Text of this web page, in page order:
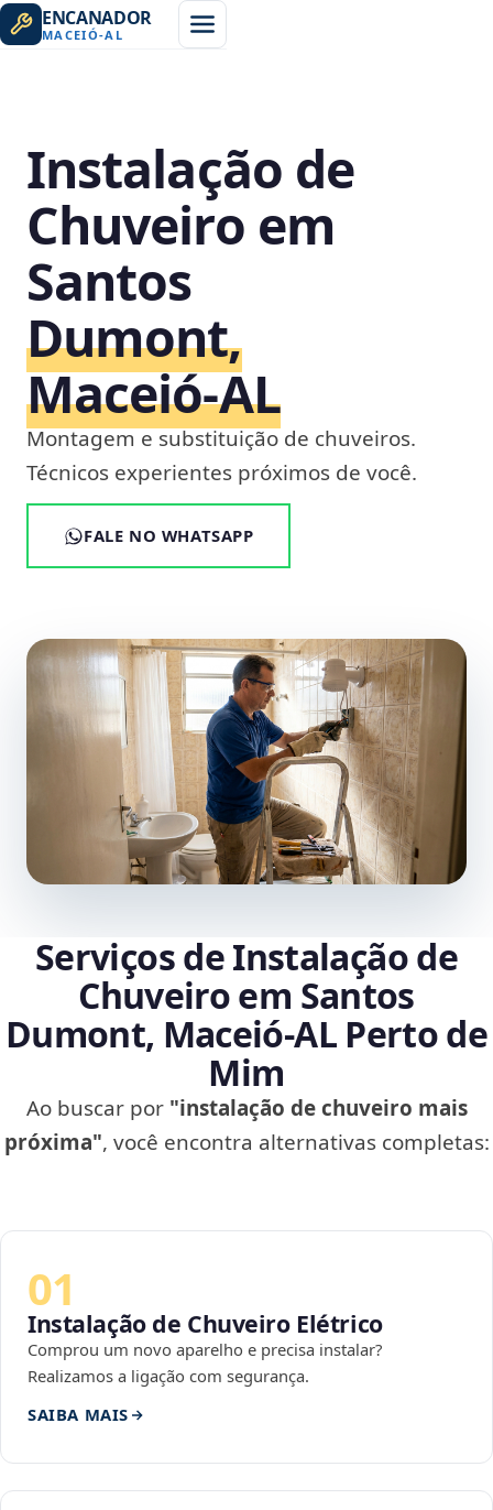
ENCANADOR
MACEIÓ-AL
Instalação de
Chuveiro em
Santos
Dumont,
Maceió‑AL
Montagem e substituição de chuveiros.
Técnicos experientes próximos de você.
FALE NO WHATSAPP
Serviços de Instalação de
Chuveiro em Santos
Dumont, Maceió‑AL Perto de
Mim
Ao buscar por "instalação de chuveiro mais
próxima", você encontra alternativas completas:
01
Instalação de Chuveiro Elétrico
Comprou um novo aparelho e precisa instalar?
Realizamos a ligação com segurança.
SAIBA MAIS